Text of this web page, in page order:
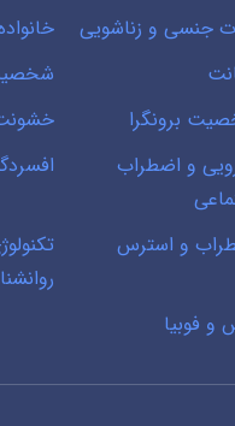
جنسی و زناشویی
برونگرا
و اضطراب
و استرس
و فوبیا